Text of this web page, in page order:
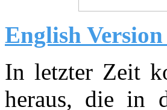
English
In letzter Zeit
heraus, die in